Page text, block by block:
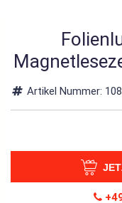
Artikel Nummer: